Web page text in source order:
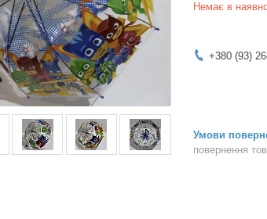
Немає в
+380 (93)
повернення